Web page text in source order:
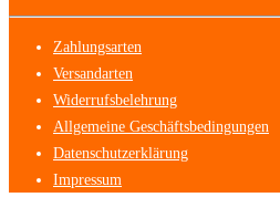
Zahlungsarten
Versandarten
Widerrufsbelehrung
Allgemeine Geschäftsbedingungen
Datenschutzerklärung
Impressum